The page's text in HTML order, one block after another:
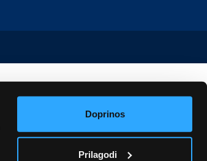
Doprinos
Prilagodi